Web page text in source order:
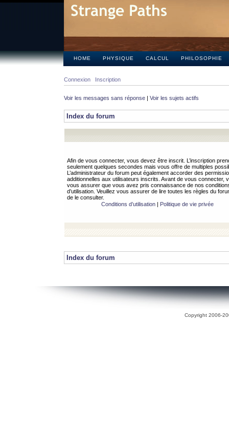
HOME PHYSIQUE CALCUL PHILOSOPHIE
Connexion Inscription
Voir les messages sans réponse | Voir les sujets actifs
Index du forum
Afin de vous connecter, vous devez être inscrit. L’inscription
seulement quelques secondes mais vous offre de multiples
L’administrateur du forum peut également accorder des
additionnelles aux utilisateurs inscrits. Avant de vous connecter,
vous assurer que vous avez pris connaissance de nos
d’utilisation. Veuillez vous assurer de lire toutes les règles du
de le consulter.
Conditions d’utilisation| Politique de vie privée
Index du forum
Copyright 2006-